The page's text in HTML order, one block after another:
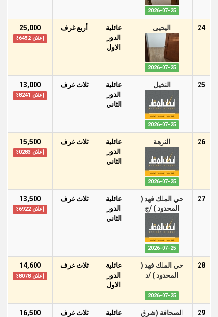
2026-07-25
24 اليحيى
2026-07-25
عائلية
الدور
اﻻول
أربع غرف 25,000
إعلان 36452
25 النخيل
2026-07-25
عائلية
الدور
الثاني
ثلاث غرف 13,000
إعلان 38241
26 النزهة
2026-07-25
عائلية
الدور
الثاني
ثلاث غرف 15,500
إعلان 30283
27
حي الملك فهد (
المحدود ) /ج
2026-07-25
عائلية
الدور
الثاني
ثلاث غرف 13,500
إعلان 36922
28
حي الملك فهد (
المحدود ) /د
2026-07-25
عائلية
الدور
اﻻول
ثلاث غرف 14,600
إعلان 38078
29
الصحافة (شرق
عائلية
ثلاث غرف 16,500